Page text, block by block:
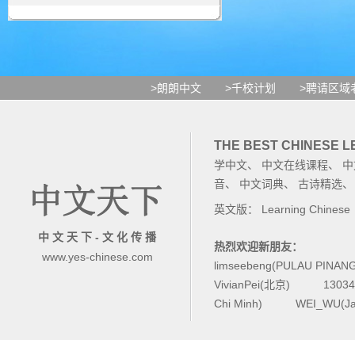
>朗朗中文 >千校计划 >聘请区域
中 文 天 下 - 文 化 传 播
www.yes-chinese.com
THE BEST CHINESE
学中文、 中文在线课程、
音、 中文词典、 古诗精选
英文版： Learning Chinese
热烈欢迎新朋友：
limseebeng(PULAU
VivianPei(北京)
Chi Minh)